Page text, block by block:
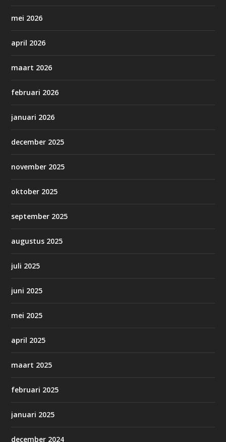
mei 2026
april 2026
maart 2026
februari 2026
januari 2026
december 2025
november 2025
oktober 2025
september 2025
augustus 2025
juli 2025
juni 2025
mei 2025
april 2025
maart 2025
februari 2025
januari 2025
december 2024